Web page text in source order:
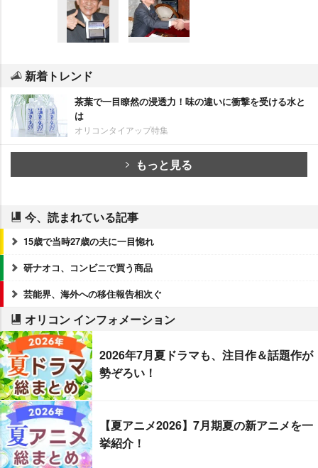
新着トレンド
茶葉で一目瞭然の浸透力！味の違いに衝撃を受ける水と
は
オリコンタイアップ特集
もっと見る
今、読まれている記事
15歳で当時27歳の夫に一目惚れ
研ナオコ、コンビニで買う商品
芸能界、海外への移住報告相次ぐ
オリコン インフォメーション
2026年7月夏ドラマも、注目作＆話題作が
勢ぞろい！
【夏アニメ2026】7月期夏の新アニメを一
挙紹介！